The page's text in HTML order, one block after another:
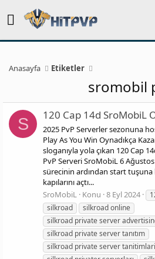
Anasayfa Etiketler
sromobil
S 120 Cap 14d SroMobiL
2025 PvP Serverler sezonuna
Play As You Win Oynadıkça
sloganıyla yola çıkan 120 Cap
PvP Serveri SroMobiL 6
sürecinin ardından start tuşuna
kapılarını açtı...
SroMobiL Konu 8 Eyl 2024
silkroad
silkroad online
silkroad private server
silkroad private server tanıtım
silkroad private server tanitimlari